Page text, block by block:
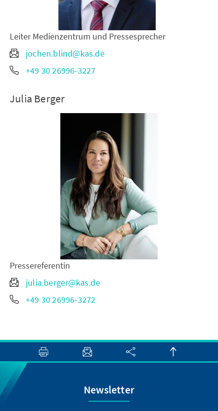
Leiter Medienzentrum und Pressesprecher
jochen.blind@kas.de
+49 30 26996-3227
Julia Berger
Pressereferentin
julia.berger@kas.de
+49 30 26996-3272
Newsletter